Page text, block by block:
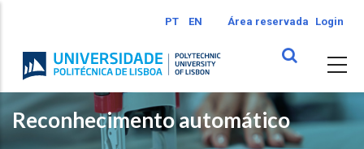
conteúdo
principal
PT EN Área reservada Login
Reconhecimento automático